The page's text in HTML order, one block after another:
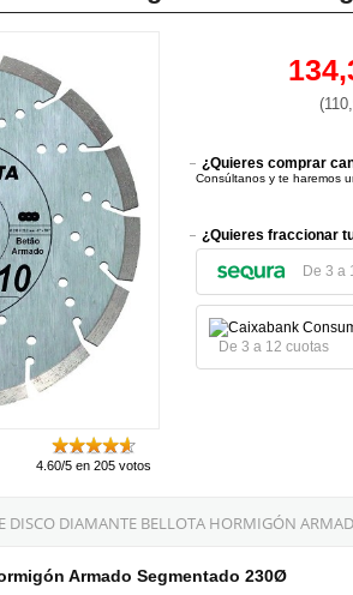
4.60/5 en 205 votos
¿Quieres comprar
Consúltanos y te haremos
¿Quieres fraccionar
De 3 a
De 3 a 12 cuotas
DISCO DIAMANTE BELLOTA HORMIGÓN
Armado Segmentado 230Ø